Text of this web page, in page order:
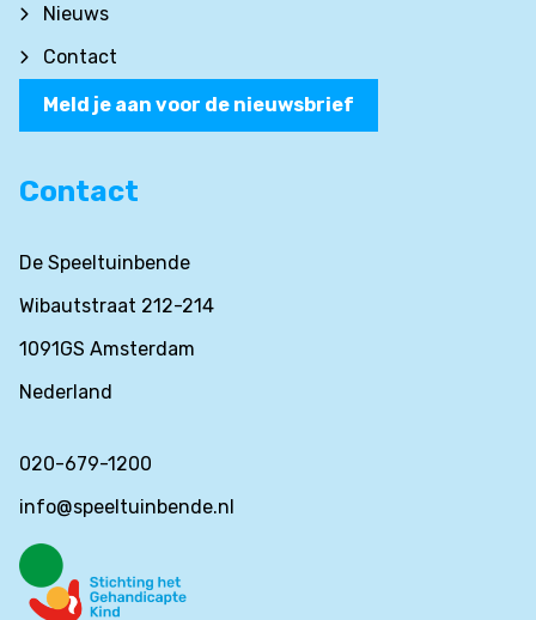
Nieuws
Contact
Meld je aan voor de nieuwsbrief
Contact
De Speeltuinbende
Wibautstraat 212-214
1091GS Amsterdam
Nederland
020-679-1200
info@speeltuinbende.nl